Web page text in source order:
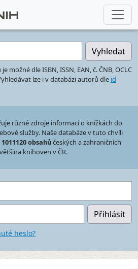
Vyhledat
možné dle ISBN, ISSN, EAN, č. ČNB, OCLC
lze i v databázi autorů dle id
různé zdroje informací o knížkách do
služby. Naše databáze v tuto chvíli
1011120 obsahůčeských a zahraničních
knihoven v ČR.
Přihlásit
heslo?